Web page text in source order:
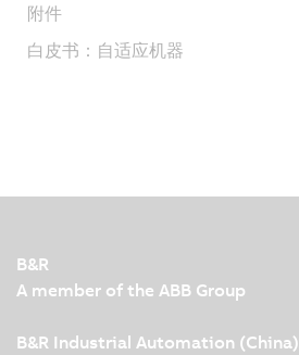
附件
白皮书：自适应机器
B&R
A member of the ABB Group
B&R Industrial Automation (China)